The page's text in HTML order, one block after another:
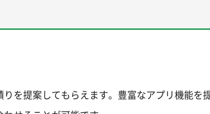
を提案してもらえます。豊富なアプリ機能を